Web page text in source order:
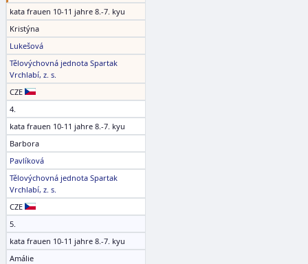
kata frauen 10-11 jahre 8.-7. kyu
Kristýna
Lukešová
Tělovýchovná jednota Spartak
Vrchlabí, z. s.
CZE
4.
kata frauen 10-11 jahre 8.-7. kyu
Barbora
Pavlíková
Tělovýchovná jednota Spartak
Vrchlabí, z. s.
CZE
5.
kata frauen 10-11 jahre 8.-7. kyu
Amálie